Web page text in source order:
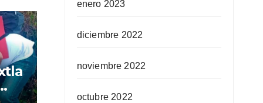
enero 2023
diciembre 2022
noviembre 2022
octubre 2022